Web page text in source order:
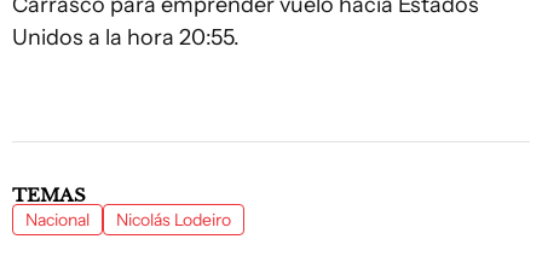
Unidos a la hora 20:55.
TEMAS
Nacional Nicolás Lodeiro